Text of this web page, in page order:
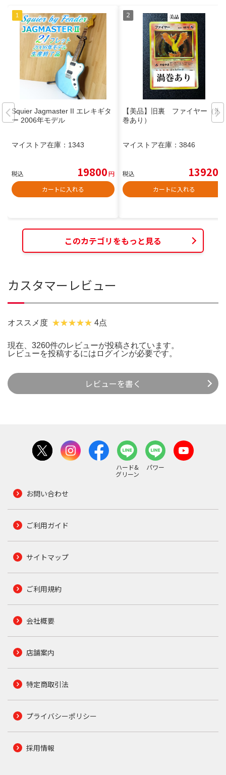
Squier Jagmaster II エレキギタ
ー 2006年モデル
マイストア在庫： 1343
税込 19800円
カートに入れる
【美品】旧裏 ファイヤー（渦
巻あり）
マイストア在庫： 3846
税込 13920
カートに入れる
このカテゴリをもっと見る
カスタマーレビュー
オススメ度 4点
現在、3260件のレビューが投稿されています。
レビューを投稿するには ログインが必要です。
レビューを書く
ハード&
グリーン
パワー
お問い合わせ
ご利用ガイド
サイトマップ
ご利用規約
会社概要
店舗案内
特定商取引法
プライバシーポリシー
採用情報